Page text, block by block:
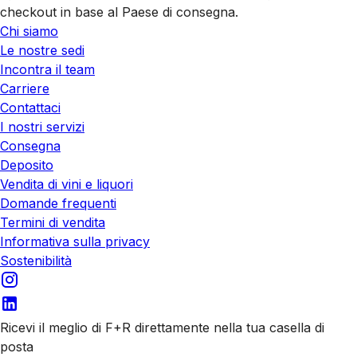
checkout in base al Paese di consegna.
Chi siamo
Le nostre sedi
Incontra il team
Carriere
Contattaci
I nostri servizi
Consegna
Deposito
Vendita di vini e liquori
Domande frequenti
Termini di vendita
Informativa sulla privacy
Sostenibilità
Ricevi il meglio di F+R direttamente nella tua casella di
posta